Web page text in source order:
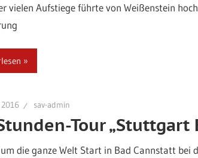
vielen Aufstiege führte von Weißenstein
sav-admin
Tour „Stuttgart
die ganze Welt Start in Bad Cannstatt bei